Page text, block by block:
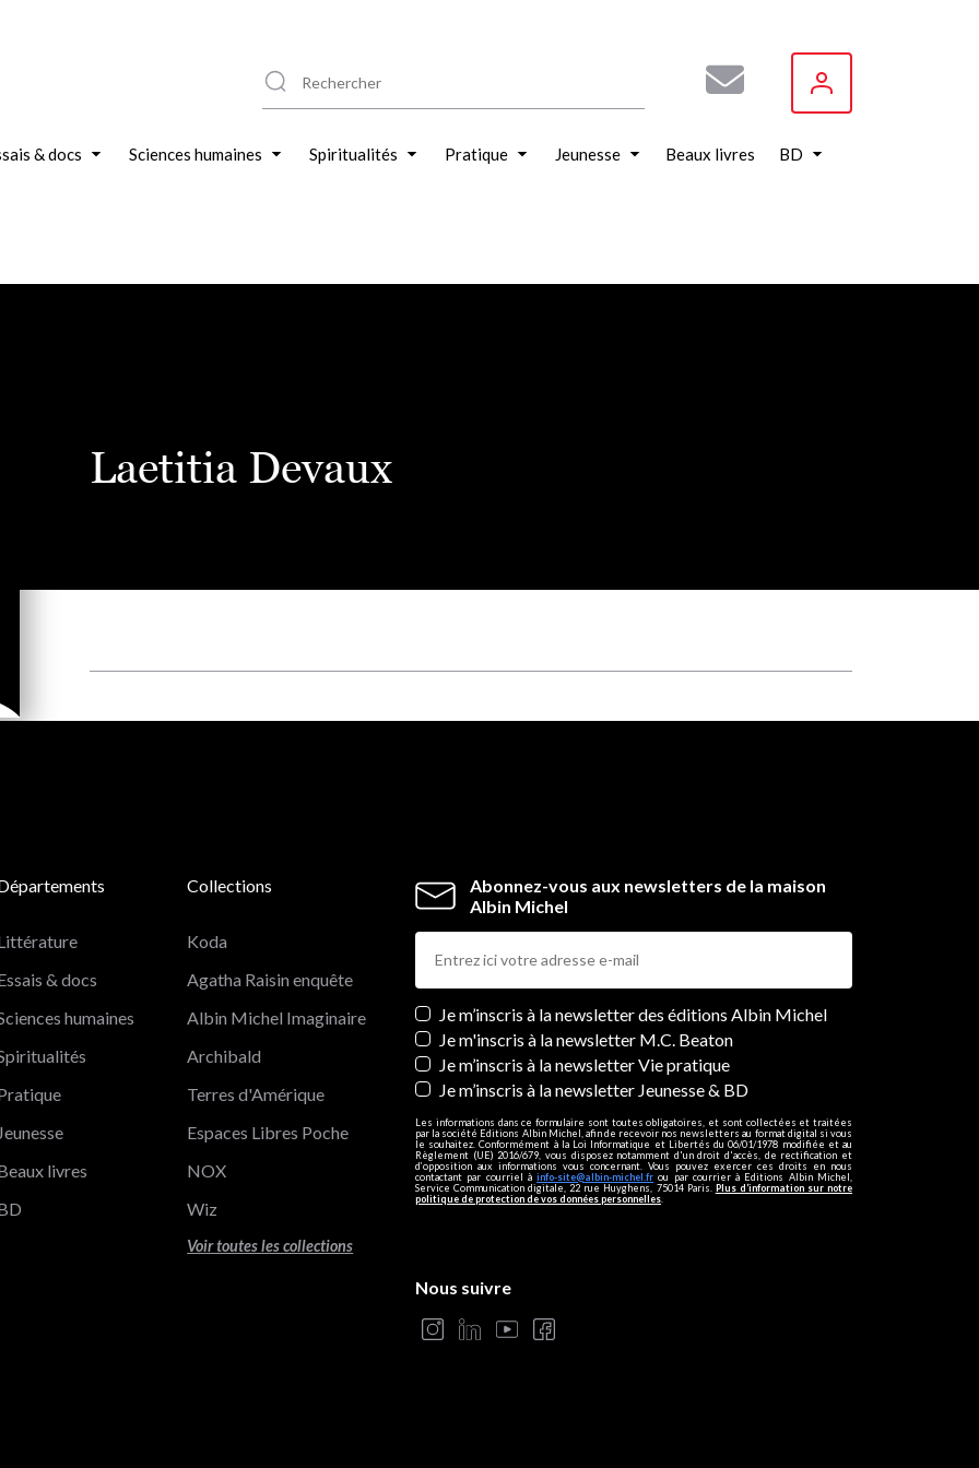
& docs Sciences humaines Spiritualités Pratique Jeunesse Beaux livres BD
Laetitia Devaux
Abonnez-vous aux newsletters de la maison
Albin Michel
Newsletters
Je m’inscris à la newsletter des éditions Albin Michel
Je m'inscris à la newsletter M.C. Beaton
Je m’inscris à la newsletter Vie pratique
Je m’inscris à la newsletter Jeunesse & BD
Les informations dans ce formulaire sont toutes obligatoires, et sont collectées et traitées
par la société Editions Albin Michel, afin de recevoir nos newsletters au format digital si vous
le souhaitez. Conformément à la Loi Informatique et Libertés du 06/01/1978 modifiée et au
Règlement (UE) 2016/679, vous disposez notamment d'un droit d'accès, de rectification et
d’opposition aux informations vous concernant. Vous pouvez exercer ces droits en nous
contactant par courriel àinfo-site@albin-michel.fr ou par courrier à Editions Albin Michel,
Service Communication digitale, 22 rue Huyghens, 75014 Paris. Plus d’information sur notre
politique de protection de vos données personnelles
& docs
humaines
Jeunesse
livres
Collections
Koda
Agatha Raisin enquête
Albin Michel Imaginaire
Archibald
Terres d'Amérique
Espaces Libres Poche
NOX
Wiz
Voir toutes les collections
Nous suivre